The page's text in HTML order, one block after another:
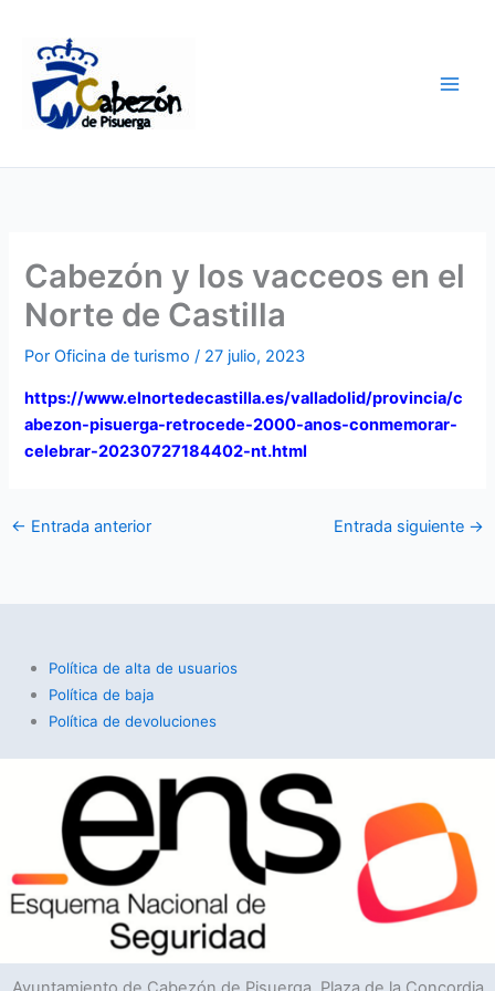
contenido
Cabezón y los vacceos en el
Norte de Castilla
PorOficina de turismo/ 27 julio, 2023
https://www.elnortedecastilla.es/valladolid/provincia/c
abezon-pisuerga-retrocede-2000-anos-conmemorar-
celebrar-20230727184402-nt.html
← Entrada anterior Entrada siguiente →
Política de alta de usuarios
Política de baja
Política de devoluciones